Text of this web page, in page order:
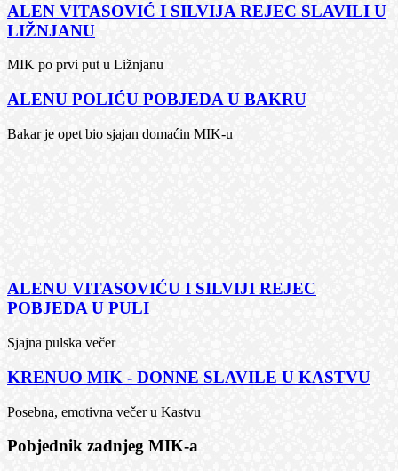
ALEN VITASOVIĆ I SILVIJA REJEC SLAVILI U
LIŽNJANU
MIK po prvi put u Ližnjanu
ALENU POLIĆU POBJEDA U BAKRU
Bakar je opet bio sjajan domaćin MIK-u
ALENU VITASOVIĆU I SILVIJI REJEC
POBJEDA U PULI
Sjajna pulska večer
KRENUO MIK - DONNE SLAVILE U KASTVU
Posebna, emotivna večer u Kastvu
Pobjednik zadnjeg MIK-a